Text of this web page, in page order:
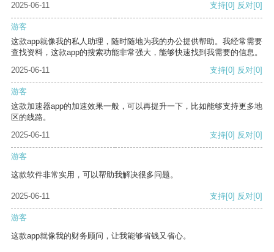
2025-06-11 支持[0] 反对[0]
游客
这款app就像我的私人助理，随时随地为我的办公提供帮助。我经常需要
查找资料，这款app的搜索功能非常强大，能够快速找到我需要的信息。
2025-06-11
支持[0] 反对[0]
游客
这款加速器app的加速效果一般，可以再提升一下，比如能够支持更多地
区的线路。
2025-06-11
支持[0] 反对[0]
游客
这款软件非常实用，可以帮助我解决很多问题。
2025-06-11 支持[0] 反对[0]
游客
这款app就像我的财务顾问，让我能够省钱又省心。